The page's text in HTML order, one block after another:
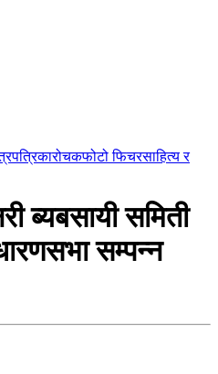
रोचकफोटो फिचरसाहित्य र
ब्यबसायी समिती
सम्पन्न